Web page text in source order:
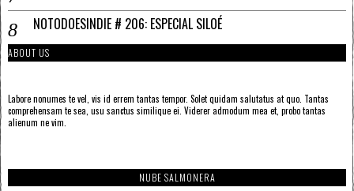
NOTODOESINDIE # 206: ESPECIAL SILOÉ
ABOUT US
Labore nonumes te vel, vis id errem tantas tempor. Solet quidam salutatus at quo. Tantas
comprehensam te sea, usu sanctus similique ei. Viderer admodum mea et, probo tantas
alienum ne vim.
NUBE SALMONERA